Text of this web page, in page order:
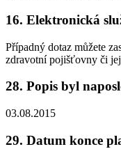
16. Elektronická
Případný dotaz můžete
zdravotní pojišťovny či
28. Popis byl
03.08.2015
29. Datum konce